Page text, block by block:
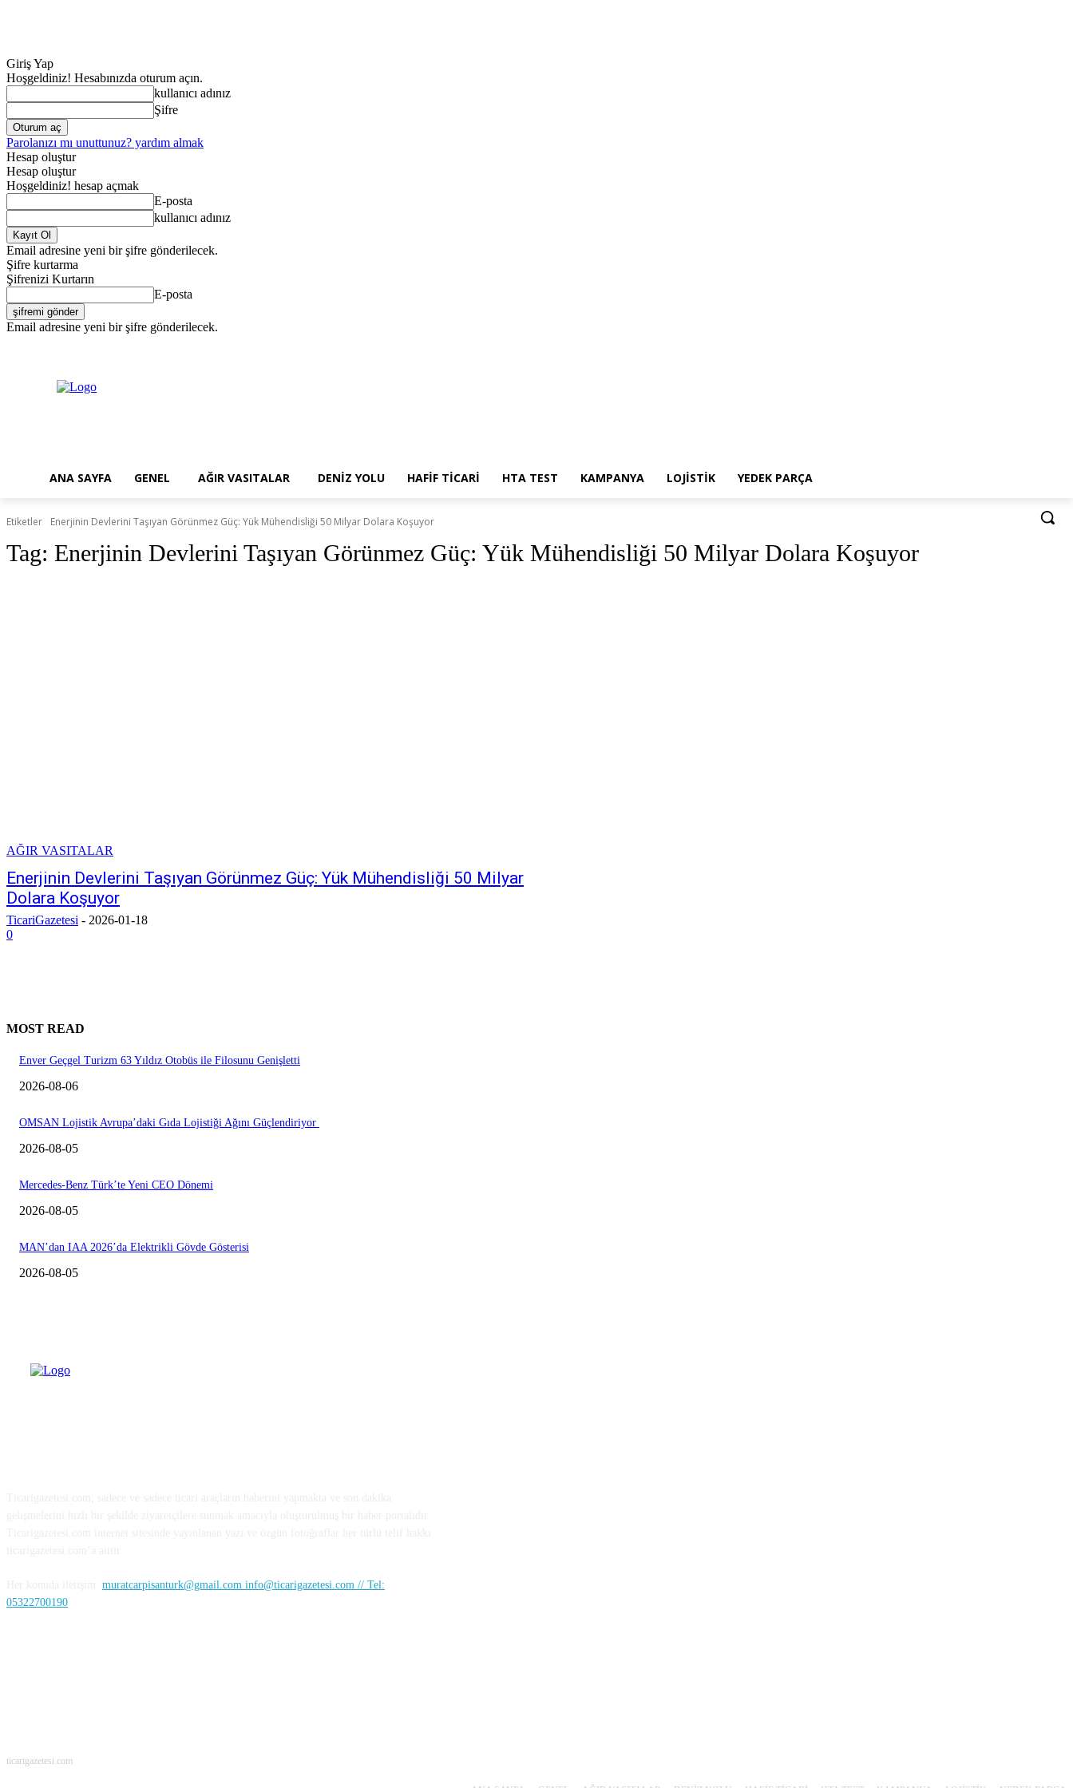
Giriş Yap
Hoşgeldiniz! Hesabınızda oturum açın.
kullanıcı adınız
Şifre
Parolanızı mı unuttunuz? yardım almak
Hesap oluştur
Hesap oluştur
Hoşgeldiniz! hesap açmak
E-posta
kullanıcı adınız
Email adresine yeni bir şifre gönderilecek.
Şifre kurtarma
Şifrenizi Kurtarın
E-posta
Email adresine yeni bir şifre gönderilecek.
ANA SAYFA GENEL AĞIR VASITALAR DENİZ YOLU HAFİF TİCARİ HTA TEST KAMPANYA LOJİSTİK YEDEK PARÇA
Etiketler Enerjinin Devlerini Taşıyan Görünmez Güç: Yük Mühendisliği 50 Milyar Dolara Koşuyor
Tag: Enerjinin Devlerini Taşıyan Görünmez Güç: Yük Mühendisliği 50 Milyar Dolara Koşuyor
AĞIR VASITALAR
Enerjinin Devlerini Taşıyan Görünmez Güç: Yük Mühendisliği 50 Milyar
Dolara Koşuyor
TicariGazetesi - 2026-01-18
0
MOST READ
Enver Geçgel Turizm 63 Yıldız Otobüs ile Filosunu Genişletti
2026-08-06
OMSAN Lojistik Avrupa’daki Gıda Lojistiği Ağını Güçlendiriyor
2026-08-05
Mercedes-Benz Türk’te Yeni CEO Dönemi
2026-08-05
MAN’dan IAA 2026’da Elektrikli Gövde Gösterisi
2026-08-05
muratcarpisanturk@gmail.com info@ticarigazetesi.com // Tel:
05322700190
ticarigazetesi.com